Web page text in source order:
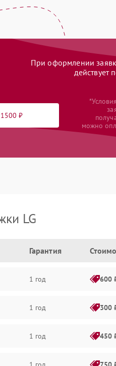
При оформлении
действует
1500 ₽
можно
LG
Гарантия
1 год 600
1 год 300
1 год 450